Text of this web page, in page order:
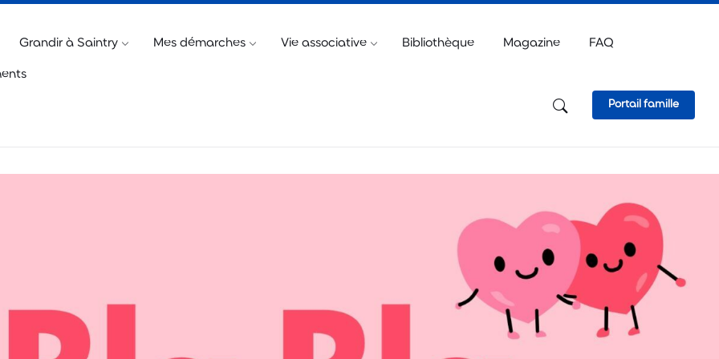
Grandir à Saintry Mes démarches Vie associative Bibliothèque Magazine FAQ
Portail famille